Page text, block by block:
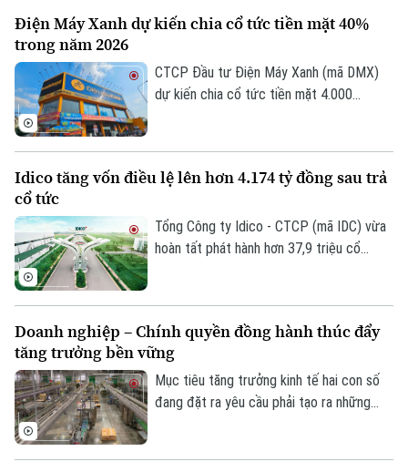
Điện Máy Xanh dự kiến chia cổ tức tiền mặt 40%
trong năm 2026
CTCP Đầu tư Điện Máy Xanh (mã DMX)
dự kiến chia cổ tức tiền mặt 4.000
tục lên kế hoạch chia 4.000 đồng/cổ
thực hiện thành hai đợt.
Idico tăng vốn điều lệ lên hơn 4.174 tỷ đồng sau trả
cổ tức
Tổng Công ty Idico - CTCP (mã IDC) vừa
hoàn tất phát hành hơn 37,9 triệu cổ
đồng, nguồn vốn từ lợi nhuận sau thuế
chưa phân phối.
Doanh nghiệp – Chính quyền đồng hành thúc đẩy
tăng trưởng bền vững
Mục tiêu tăng trưởng kinh tế hai con số
đang đặt ra yêu cầu phải tạo ra những